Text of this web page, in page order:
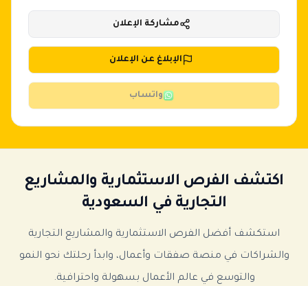
مشاركة الإعلان
الإبلاغ عن الإعلان
واتساب
اكتشف الفرص الاستثمارية والمشاريع
التجارية في السعودية
استكشف أفضل الفرص الاستثمارية والمشاريع التجارية
والشراكات في منصة صفقات وأعمال، وابدأ رحلتك نحو النمو
والتوسع في عالم الأعمال بسهولة واحترافية.